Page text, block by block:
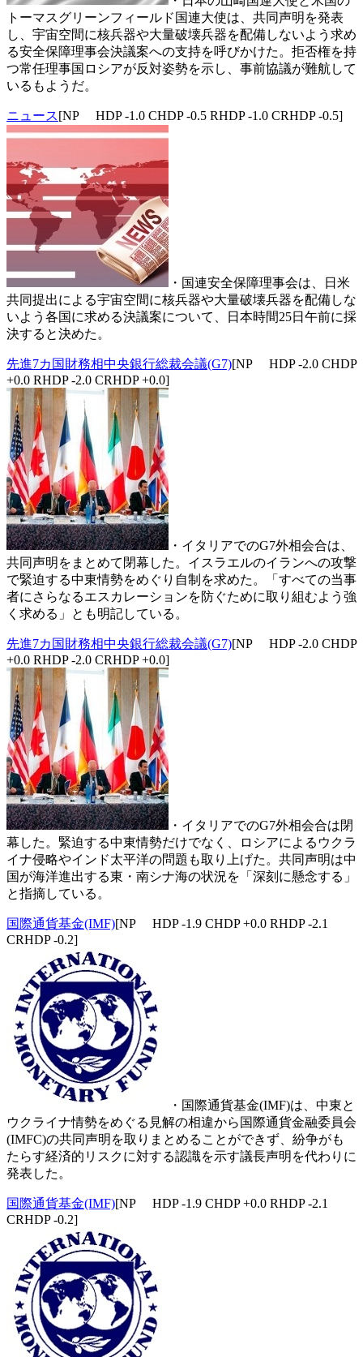
トーマスグリーンフィールド国連大使は、共同声明を発表
し、宇宙空間に核兵器や大量破壊兵器を配備しないよう求め
る安全保障理事会決議案への支持を呼びかけた。拒否権を持
つ常任理事国ロシアが反対姿勢を示し、事前協議が難航して
いるもようだ。
ニュース[NP HDP -1.0 CHDP -0.5 RHDP -1.0 CRHDP -0.5]
・国連安全保障理事会は、日米
共同提出による宇宙空間に核兵器や大量破壊兵器を配備しな
いよう各国に求める決議案について、日本時間25日午前に採
決すると決めた。
先進7カ国財務相中央銀行総裁会議(G7)[NP HDP -2.0 CHDP
+0.0 RHDP -2.0 CRHDP +0.0]
・イタリアでのG7外相会合は、
共同声明をまとめて閉幕した。イスラエルのイランへの攻撃
で緊迫する中東情勢をめぐり自制を求めた。「すべての当事
者にさらなるエスカレーションを防ぐために取り組むよう強
く求める」とも明記している。
先進7カ国財務相中央銀行総裁会議(G7)[NP HDP -2.0 CHDP
+0.0 RHDP -2.0 CRHDP +0.0]
・イタリアでのG7外相会合は閉
幕した。緊迫する中東情勢だけでなく、ロシアによるウクラ
イナ侵略やインド太平洋の問題も取り上げた。共同声明は中
国が海洋進出する東・南シナ海の状況を「深刻に懸念する」
と指摘している。
国際通貨基金(IMF)[NP HDP -1.9 CHDP +0.0 RHDP -2.1
CRHDP -0.2]
・国際通貨基金(IMF)は、中東と
ウクライナ情勢をめぐる見解の相違から国際通貨金融委員会
(IMFC)の共同声明を取りまとめることができず、紛争がも
たらす経済的リスクに対する認識を示す議長声明を代わりに
発表した。
国際通貨基金(IMF)[NP HDP -1.9 CHDP +0.0 RHDP -2.1
CRHDP -0.2]